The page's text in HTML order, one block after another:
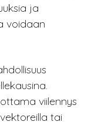
ja
voidaan
viilennys
tai